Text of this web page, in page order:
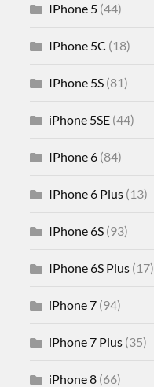
IPhone 5 (44)
IPhone 5C (18)
IPhone 5S (81)
iPhone 5SE (44)
IPhone 6 (84)
IPhone 6 Plus (13)
IPhone 6S (93)
IPhone 6S Plus (17)
iPhone 7 (94)
iPhone 7 Plus (35)
iPhone 8 (66)